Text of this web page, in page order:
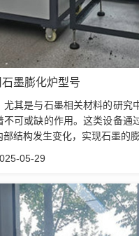
墨膨化炉型号
尤其是与石墨相关材料的研究
可或缺的作用。这类设备通
结构发生变化，实现石墨的膨
05-29